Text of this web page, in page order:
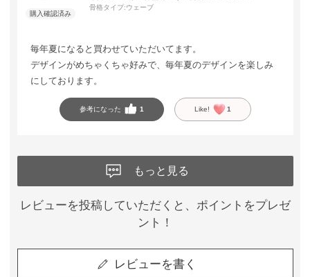
骨格タイプ:ウェーブ
毎年夏になると買わせていただいてます。
デザインがめちゃくちゃ好みで、毎年夏のデザインを楽しみ
にしております。
参考になった 1 Like! 1
もっと見る
レビューを投稿していただくと、ポイントをプレゼ
ント！
レビューを書く